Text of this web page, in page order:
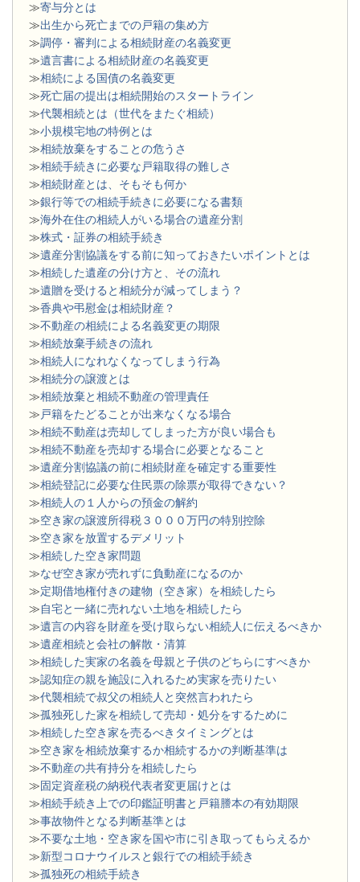
≫寄与分とは
≫出生から死亡までの戸籍の集め方
≫調停・審判による相続財産の名義変更
≫遺言書による相続財産の名義変更
≫相続による国債の名義変更
≫死亡届の提出は相続開始のスタートライン
≫代襲相続とは（世代をまたぐ相続）
≫小規模宅地の特例とは
≫相続放棄をすることの危うさ
≫相続手続きに必要な戸籍取得の難しさ
≫相続財産とは、そもそも何か
≫銀行等での相続手続きに必要になる書類
​≫海外在住の相続人がいる場合の遺産分割
≫株式・証券の相続手続き
≫遺産分割協議をする前に知っておきたいポイントとは
≫相続した遺産の分け方と、その流れ
≫遺贈を受けると相続分が減ってしまう？
≫香典や弔慰金は相続財産？
≫不動産の相続による名義変更の期限
≫相続放棄手続きの流れ
≫相続人になれなくなってしまう行為
≫相続分の譲渡とは
​≫相続放棄と相続不動産の管理責任
≫戸籍をたどることが出来なくなる場合
≫相続不動産は売却してしまった方が良い場合も
≫相続不動産を売却する場合に必要となること
≫遺産分割協議の前に相続財産を確定する重要性
≫相続登記に必要な住民票の除票が取得できない？
≫相続人の１人からの預金の解約
≫空き家の譲渡所得税３０００万円の特別控除
≫空き家を放置するデメリット
≫相続した空き家問題
​≫なぜ空き家が売れずに負動産になるのか
≫定期借地権付きの建物（空き家）を相続したら
≫自宅と一緒に売れない土地を相続したら
≫遺言の内容を財産を受け取らない相続人に伝えるべきか
≫遺産相続と会社の解散・清算
≫相続した実家の名義を母親と子供のどちらにすべきか
≫認知症の親を施設に入れるため実家を売りたい
≫代襲相続で叔父の相続人と突然言われたら
≫孤独死した家を相続して売却・処分をするために
≫相続した空き家を売るべきタイミングとは
≫空き家を相続放棄するか相続するかの判断基準は
≫不動産の共有持分を相続したら
≫固定資産税の納税代表者変更届けとは
≫相続手続き上での印鑑証明書と戸籍謄本の有効期限
≫事故物件となる判断基準とは
≫不要な土地・空き家を国や市に引き取ってもらえるか
≫新型コロナウイルスと銀行での相続手続き
≫孤独死の相続手続き